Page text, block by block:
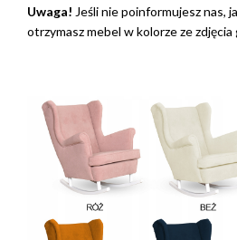
Uwaga! Jeśli nie poinformujesz nas,
otrzymasz mebel w kolorze ze zdjęcia